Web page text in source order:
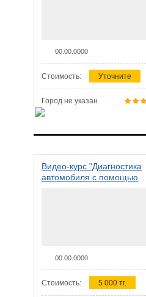
00.00.0000
Стоимость: Уточните
Город не указан
Видео-курс "Диагностика
автомобиля с помощью
00.00.0000
Стоимость: 5 000 тг.